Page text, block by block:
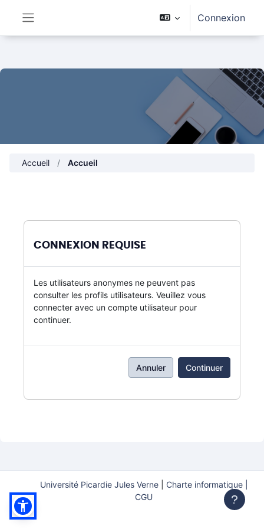
Connexion
Accueil Accueil
CONNEXION REQUISE
Les utilisateurs anonymes ne peuvent pas
consulter les profils utilisateurs. Veuillez vous
connecter avec un compte utilisateur pour
continuer.
Annuler Continuer
Université Picardie Jules Verne|
Charte informatique |
CGU